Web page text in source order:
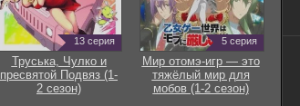
13 серия
Труська, Чулко и
пресвятой Подвяз (1-
2 сезон)
5 серия
Мир отомэ-игр — это
тяжёлый мир для
мобов (1-2 сезон)